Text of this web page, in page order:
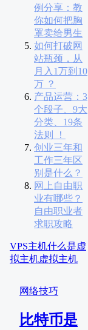
例分享：教
你如何把胸
罩卖给男生
如何打破网
站瓶颈，从
月入1万到10
万 ？
产品运营：3
个段子、9大
分类、19条
法则 ！
创业三年和
工作三年区
别是什么？
网上自由职
业有哪些？
自由职业者
求职攻略
VPS主机什么是虚
拟主机虚拟主机
网络技巧
比特币是